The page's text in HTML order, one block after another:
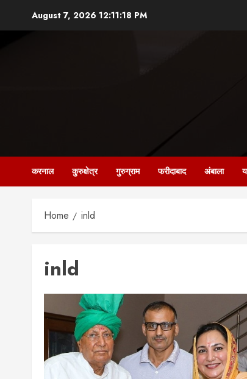
August 7, 2026 12:11:20 PM
करनाल कुरुक्षेत्र गुरुग्राम फरीदाबाद अंबाला
Home inld
inld